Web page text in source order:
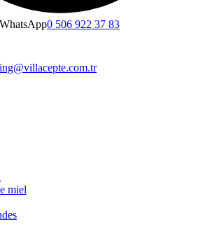
0 506 922 37 83
miel